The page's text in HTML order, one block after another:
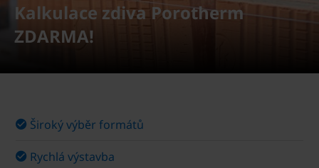
Kalkulace zdiva Porotherm
ZDARMA!
Široký výběr formátů
Rychlá výstavba